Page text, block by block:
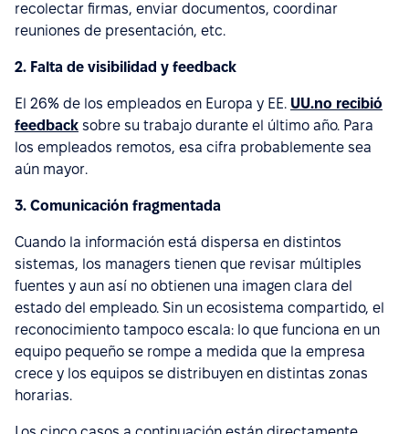
recolectar firmas, enviar documentos, coordinar
reuniones de presentación, etc.
2. Falta de visibilidad y feedback
El 26% de los empleados en Europa y EE. UU.no recibió
feedback sobre su trabajo durante el último año. Para
los empleados remotos, esa cifra probablemente sea
aún mayor.
3. Comunicación fragmentada
Cuando la información está dispersa en distintos
sistemas, los managers tienen que revisar múltiples
fuentes y aun así no obtienen una imagen clara del
estado del empleado. Sin un ecosistema compartido, el
reconocimiento tampoco escala: lo que funciona en un
equipo pequeño se rompe a medida que la empresa
crece y los equipos se distribuyen en distintas zonas
horarias.